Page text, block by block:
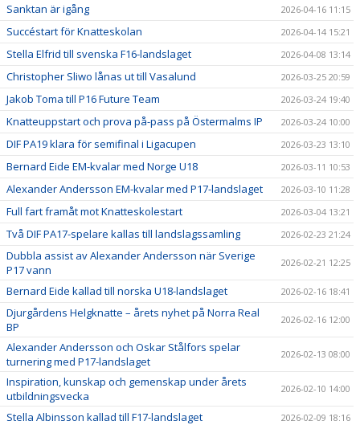
Sanktan är igång 2026-04-16 11:15
Succéstart för Knatteskolan 2026-04-14 15:21
Stella Elfrid till svenska F16-landslaget 2026-04-08 13:14
Christopher Sliwo lånas ut till Vasalund 2026-03-25 20:59
Jakob Toma till P16 Future Team 2026-03-24 19:40
Knatteuppstart och prova på-pass på Östermalms IP 2026-03-24 10:00
DIF PA19 klara för semifinal i Ligacupen 2026-03-23 13:10
Bernard Eide EM-kvalar med Norge U18 2026-03-11 10:53
Alexander Andersson EM-kvalar med P17-landslaget 2026-03-10 11:28
Full fart framåt mot Knatteskolestart 2026-03-04 13:21
Två DIF PA17-spelare kallas till landslagssamling 2026-02-23 21:24
Dubbla assist av Alexander Andersson när Sverige
P17 vann
2026-02-21 12:25
Bernard Eide kallad till norska U18-landslaget 2026-02-16 18:41
Djurgårdens Helgknatte – årets nyhet på Norra Real
BP
2026-02-16 12:00
Alexander Andersson och Oskar Stålfors spelar
turnering med P17-landslaget
2026-02-13 08:00
Inspiration, kunskap och gemenskap under årets
utbildningsvecka
2026-02-10 14:00
Stella Albinsson kallad till F17-landslaget 2026-02-09 18:16